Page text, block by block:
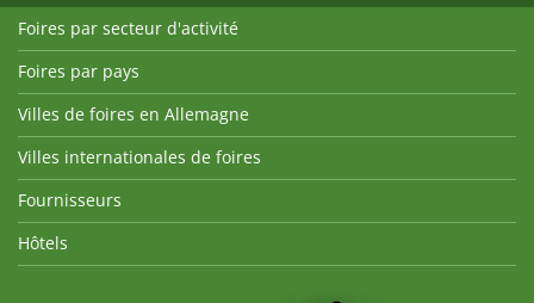
Foires par secteur d'activité
Foires par pays
Villes de foires en Allemagne
Villes internationales de foires
Fournisseurs
Hôtels